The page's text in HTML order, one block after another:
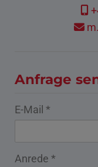
Anfrage
E-Mail
Anrede